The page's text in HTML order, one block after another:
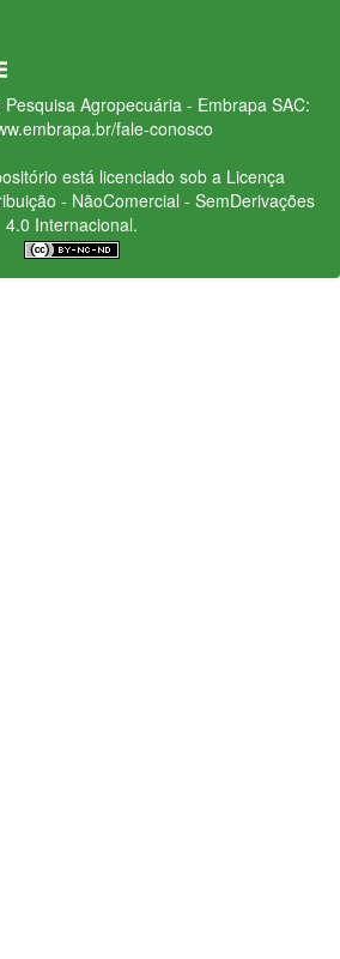
Agropecuária - Embrapa SAC:
fale-conosco
está licenciado sob a Licença
- NãoComercial - SemDerivações
4.0 Internacional.